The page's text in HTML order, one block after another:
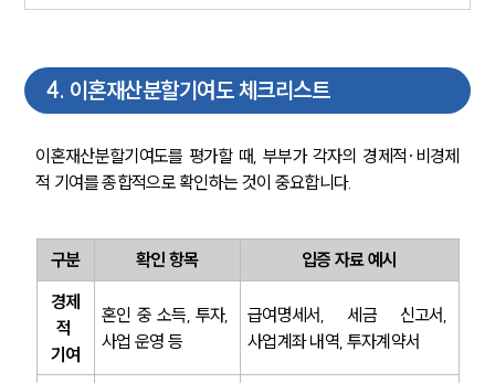
4. 이혼재산분할기여도 체크리스트
이혼재산분할기여도를 평가할 때, 부부가 각자의 경제적·비경제
적 기여를 종합적으로 확인하는 것이 중요합니다.
구분 확인 항목
입증 자료 예시
경제
적
기여
혼인 중 소득, 투자,
사업 운영 등
급여명세서, 세금 신고서,
사업계좌 내역, 투자계약서